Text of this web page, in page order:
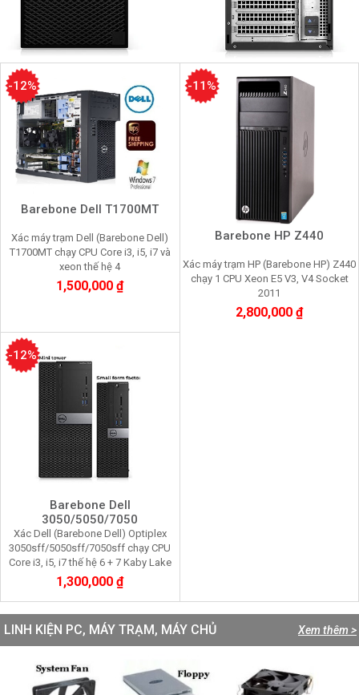
Barebone Dell T1700MT
Xác máy trạm Dell (Barebone Dell)
T1700MT chạy CPU Core i3, i5, i7 và
xeon thế hệ 4
1,500,000 ₫
-12%
Barebone HP Z440
Xác máy trạm HP (Barebone HP) Z440
chạy 1 CPU Xeon E5 V3, V4 Socket
2011
2,800,000 ₫
-11%
Barebone Dell
3050/5050/7050
Xác Dell (Barebone Dell) Optiplex
3050sff/5050sff/7050sff chạy CPU
Core i3, i5, i7 thế hệ 6 + 7 Kaby Lake
1,300,000 ₫
-12%
Xem thêm >
LINH KIỆN PC, MÁY TRẠM, MÁY CHỦ